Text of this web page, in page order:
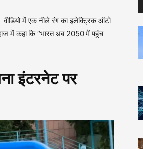
वीडियो में एक नीले रंग का इलेक्ट्रिक ऑटो
में कहा कि “भारत अब 2050 में पहुंच
इंटरनेट पर